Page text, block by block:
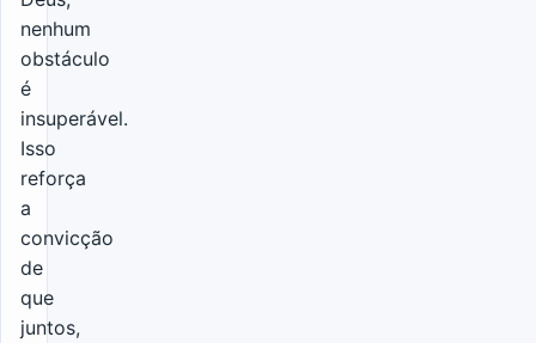
nenhum
obstáculo
é
insuperável.
Isso
reforça
a
convicção
de
que
juntos,